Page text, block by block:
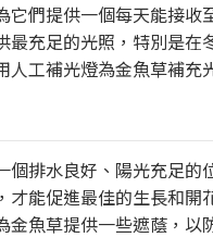
們提供一個每天能接收
充足的光照，特別是在
工補光燈為金魚草補充
排水良好、陽光充足的
能促進最佳的生長和開
魚草提供一些遮蔭，以